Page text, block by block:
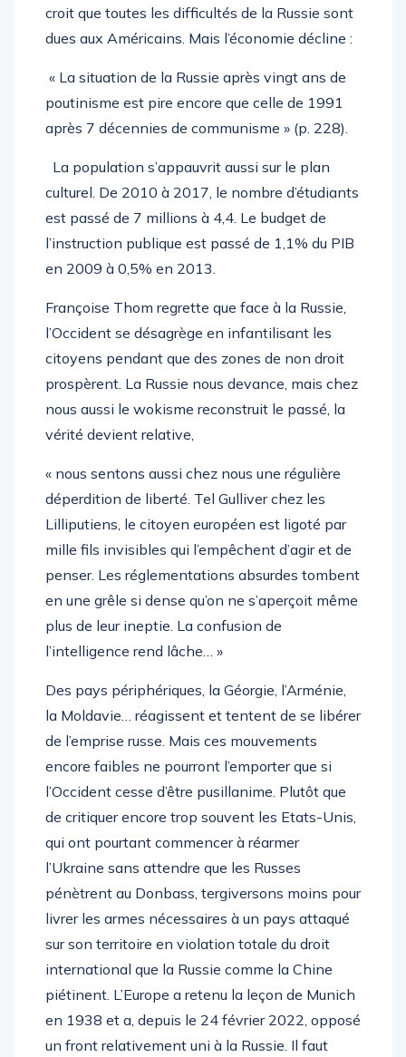
croit que toutes les difficultés de la Russie sont
dues aux Américains. Mais l’économie décline :
« La situation de la Russie après vingt ans de
poutinisme est pire encore que celle de 1991
après 7 décennies de communisme » (p. 228).
La population s’appauvrit aussi sur le plan
culturel. De 2010 à 2017, le nombre d’étudiants
est passé de 7 millions à 4,4. Le budget de
l’instruction publique est passé de 1,1% du PIB
en 2009 à 0,5% en 2013.
Françoise Thom regrette que face à la Russie,
l’Occident se désagrège en infantilisant les
citoyens pendant que des zones de non droit
prospèrent. La Russie nous devance, mais chez
nous aussi le wokisme reconstruit le passé, la
vérité devient relative,
« nous sentons aussi chez nous une régulière
déperdition de liberté. Tel Gulliver chez les
Lilliputiens, le citoyen européen est ligoté par
mille fils invisibles qui l’empêchent d’agir et de
penser. Les réglementations absurdes tombent
en une grêle si dense qu’on ne s’aperçoit même
plus de leur ineptie. La confusion de
l’intelligence rend lâche… »
Des pays périphériques, la Géorgie, l’Arménie,
la Moldavie… réagissent et tentent de se libérer
de l’emprise russe. Mais ces mouvements
encore faibles ne pourront l’emporter que si
l’Occident cesse d’être pusillanime. Plutôt que
de critiquer encore trop souvent les Etats-Unis,
qui ont pourtant commencer à réarmer
l’Ukraine sans attendre que les Russes
pénètrent au Donbass, tergiversons moins pour
livrer les armes nécessaires à un pays attaqué
sur son territoire en violation totale du droit
international que la Russie comme la Chine
piétinent. L’Europe a retenu la leçon de Munich
en 1938 et a, depuis le 24 février 2022, opposé
un front relativement uni à la Russie. Il faut